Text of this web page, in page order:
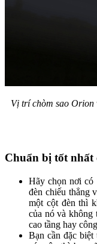
Vị trí chòm sao Orion
Chuẩn bị tốt nhất
Hãy chọn nơi có
đèn chiếu thẳng
một cột đèn thì
của nó và không
cao tầng hay
Bạn cần đặc